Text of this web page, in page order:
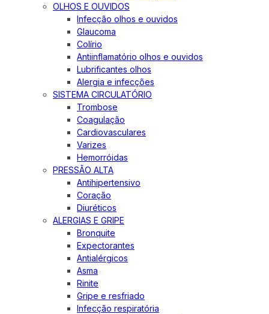
OLHOS E OUVIDOS
Infecção olhos e ouvidos
Glaucoma
Colírio
Antiinflamatório olhos e ouvidos
Lubrificantes olhos
Alergia e infecções
SISTEMA CIRCULATÓRIO
Trombose
Coagulação
Cardiovasculares
Varizes
Hemorróidas
PRESSÃO ALTA
Antihipertensivo
Coração
Diuréticos
ALERGIAS E GRIPE
Bronquite
Expectorantes
Antialérgicos
Asma
Rinite
Gripe e resfriado
Infecção respiratória